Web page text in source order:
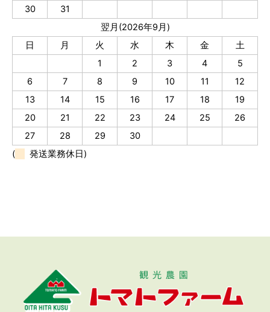
30
31
翌月(2026年9月)
日
月 火 水 木 金
土
1
2 3 4
5
6
7 8 9 10 11
12
13
14 15 16 17 18
19
20
21 22 23 24 25
26
27
28 29
30
(
発送業務休日)